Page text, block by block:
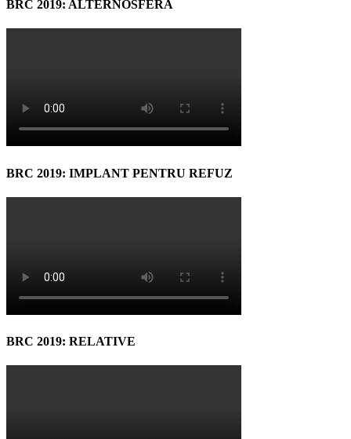
BRC 2019: ALTERNOSFERA
BRC 2019: IMPLANT PENTRU REFUZ
BRC 2019: RELATIVE